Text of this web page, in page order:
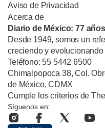
Aviso de Privacidad
Acerca de
Diario de México: 77
Desde 1949, somos un
creciendo y
Teléfono: 55 5442 6500
Chimalpopoca 38, Col.
de México, CDMX
Cumple los criterios de
Síguenos en: